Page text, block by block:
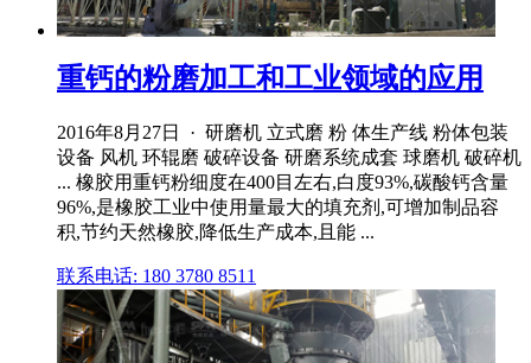
重钙的粉磨加工和工业领域的应用
2016年8月27日 · 研磨机 立式磨 粉 体生产线 粉体包装
设备 风机 环辊磨 破碎设备 研磨系统成套 球磨机 破碎机
... 橡胶用重钙粉细度在400目左右,白度93%,碳酸钙含量
96%,是橡胶工业中使用量最大的填充剂,可增加制品容
积,节约天然橡胶,降低生产成本,且能 ...
联系电话: 180 3780 8511